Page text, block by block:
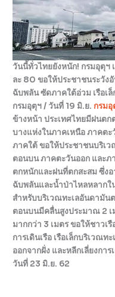
วันนี้ทั่วไทยยังหนัก! กรมอุตุฯ
ละ 80 ขอให้ประชาชนระวัง
ฉับพลัน ซัดภาคใต้อ่วม เรือเล็
กรมอุตุฯ / วันที่ 19 มิ.ย. กรม
ข้างหน้า ประเทศไทยมีฝนต
บางแห่งในภาคเหนือ ภาคตะ
ภาคใต้ ขอให้ประชาชนบริเ
ตอนบน ภาคตะวันออก และภ
ตกหนักและฝนที่ตกสะสม ซึ่ง
ฉับพลันและน้ำป่าไหลหลากใ
สำหรับบริเวณทะเลอันดามัน
ตอนบนมีคลื่นสูงประมาณ 2
มากกว่า 3 เมตร ขอให้ชาวเ
การเดินเรือ เรือเล็กบริเวณ
ออกจากฝั่ง และหลีกเลี่ยงกา
วันที่ 23 มิ.ย. 62